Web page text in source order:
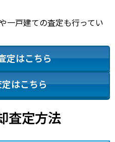
一戸建ての査定も行ってい
定はこちら
はこちら
査定方法